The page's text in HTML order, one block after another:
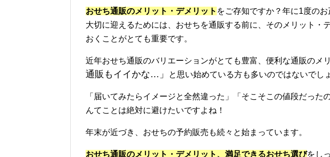
おせち通販のメリット・デメリット をご存知ですか？年に1度の
大切に迎えるためには、おせちを通販する前に、そのメリット・
おくことがとても重要です。
近年おせち通販のバリエーションがとても豊富、便利な通販のメ
通販もイイかな…」
と思い始めている方も多いのではないでし
「届いてみたらイメージと全然違った」「そこそこの値段だっ
んてことは絶対に避けたいですよね！
年末が近づき、おせちの予約販売も続々と始まっています。
おせち通販のメリット・デメリット、満足できるおせち選びをし